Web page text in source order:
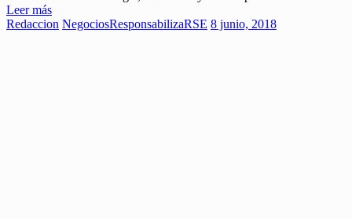
Leer más
Redaccion NegociosResponsabilizaRSE 8 junio, 2018